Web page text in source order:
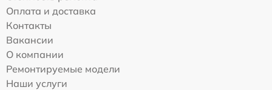
Оплата и доставка
Контакты
Вакансии
О компании
Ремонтируемые модели
Наши услуги